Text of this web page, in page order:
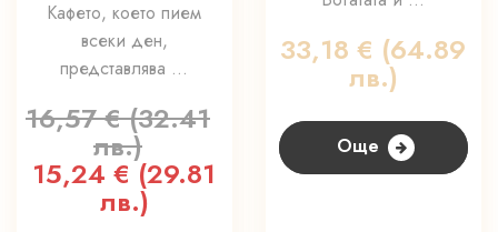
Кафето, което пием
всеки ден,
представлява ...
16,57€ (32.41
лв.)
Original
15,24€ (29.81
лв.)
Текущата
33,18€ (64.89
лв.)
Още